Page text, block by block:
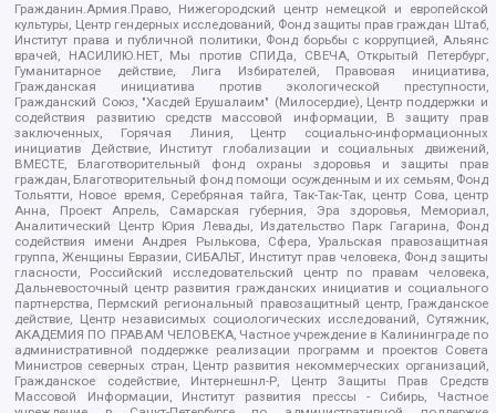
Гражданин.Армия.Право, Нижегородский центр немецкой и европейской
культуры, Центр гендерных исследований, Фонд защиты прав граждан Штаб,
Институт права и публичной политики, Фонд борьбы с коррупцией, Альянс
врачей, НАСИЛИЮ.НЕТ, Мы против СПИДа, СВЕЧА, Открытый Петербург,
Гуманитарное действие, Лига Избирателей, Правовая инициатива,
Гражданская инициатива против экологической преступности,
Гражданский Союз, "Хасдей Ерушалаим" (Милосердие), Центр поддержки и
содействия развитию средств массовой информации, В защиту прав
заключенных, Горячая Линия, Центр социально-информационных
инициатив Действие, Институт глобализации и социальных движений,
ВМЕСТЕ, Благотворительный фонд охраны здоровья и защиты прав
граждан, Благотворительный фонд помощи осужденным и их семьям, Фонд
Тольятти, Новое время, Серебряная тайга, Так-Так-Так, центр Сова, центр
Анна, Проект Апрель, Самарская губерния, Эра здоровья, Мемориал,
Аналитический Центр Юрия Левады, Издательство Парк Гагарина, Фонд
содействия имени Андрея Рылькова, Сфера, Уральская правозащитная
группа, Женщины Евразии, СИБАЛЬТ, Институт прав человека, Фонд защиты
гласности, Российский исследовательский центр по правам человека,
Дальневосточный центр развития гражданских инициатив и социального
партнерства, Пермский региональный правозащитный центр, Гражданское
действие, Центр независимых социологических исследований, Сутяжник,
АКАДЕМИЯ ПО ПРАВАМ ЧЕЛОВЕКА, Частное учреждение в Калининграде по
административной поддержке реализации программ и проектов Совета
Министров северных стран, Центр развития некоммерческих организаций,
Гражданское содействие, Интернешнл-Р, Центр Защиты Прав Средств
Массовой Информации, Институт развития прессы - Сибирь, Частное